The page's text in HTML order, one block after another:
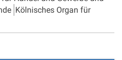
Kölnisches Organ für